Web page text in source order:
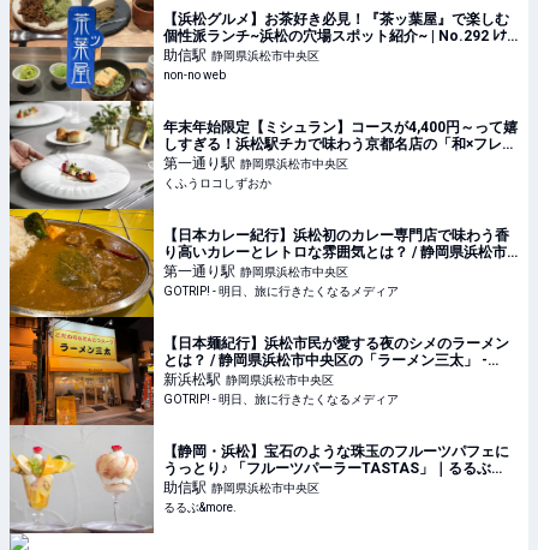
【浜松グルメ】お茶好き必見！『茶ッ葉屋』で楽しむ
個性派ランチ~浜松の穴場スポット紹介~ | No.292 ﾚﾅ |
大学生エディターズ | non-no web
助信駅 静岡県浜松市中央区
non-no web
年末年始限定【ミシュラン】コースが4,400円～って嬉
しすぎる！浜松駅チカで味わう京都名店の「和×フレン
チ」急いで予約しなきゃ～♪ | くふうロコしずおか
第一通り駅 静岡県浜松市中央区
くふうロコしずおか
【日本カレー紀行】浜松初のカレー専門店で味わう香
り高いカレーとレトロな雰囲気とは？ / 静岡県浜松市
中央区の「カレーハウス ブータン」 - GOTRIP!
第一通り駅 静岡県浜松市中央区
GOTRIP! - 明日、旅に行きたくなるメディア
【日本麺紀行】浜松市民が愛する夜のシメのラーメン
とは？ / 静岡県浜松市中央区の「ラーメン三太」 -
GOTRIP!
新浜松駅 静岡県浜松市中央区
GOTRIP! - 明日、旅に行きたくなるメディア
【静岡・浜松】宝石のような珠玉のフルーツパフェに
うっとり♪ 「フルーツパーラーTASTAS」｜るるぶ
&more.
助信駅 静岡県浜松市中央区
るるぶ&more.